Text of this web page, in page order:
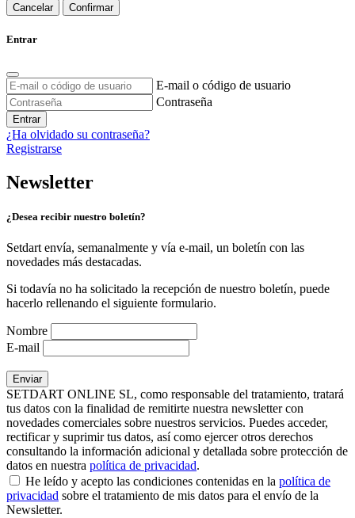
Cancelar Confirmar
Entrar
E-mail o código de usuario
Contraseña
Entrar
¿Ha olvidado su contraseña?
Registrarse
Newsletter
¿Desea recibir nuestro boletín?
Setdart envía, semanalmente y vía e-mail, un boletín con las
novedades más destacadas.
Si todavía no ha solicitado la recepción de nuestro boletín, puede
hacerlo rellenando el siguiente formulario.
Nombre
E-mail
SETDART ONLINE SL, como responsable del tratamiento, tratará
tus datos con la finalidad de remitirte nuestra newsletter con
novedades comerciales sobre nuestros servicios. Puedes acceder,
rectificar y suprimir tus datos, así como ejercer otros derechos
consultando la información adicional y detallada sobre protección de
datos en nuestra política de privacidad.
He leído y acepto las condiciones contenidas en la política de
privacidad sobre el tratamiento de mis datos para el envío de la
Newsletter.